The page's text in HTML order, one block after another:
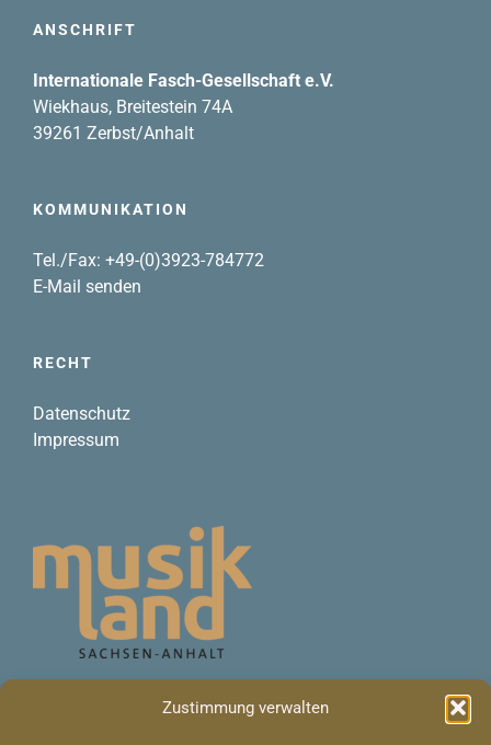
Zustimmung verwalten
ANSCHRIFT
Internationale Fasch-Gesellschaft e.V.
Wiekhaus, Breitestein 74A
39261 Zerbst/Anhalt
KOMMUNIKATION
Tel./Fax: +49-(0)3923-784772
E-Mail senden
RECHT
Datenschutz
Impressum
Faschfesttage sind fester